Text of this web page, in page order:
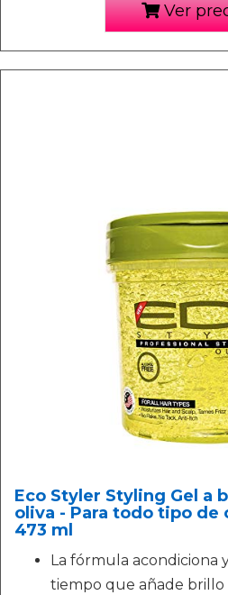
Ver
Eco Styler Styling Gel a
oliva - Para todo tipo de
473 ml
La fórmula acondiciona
tiempo que añade brillo